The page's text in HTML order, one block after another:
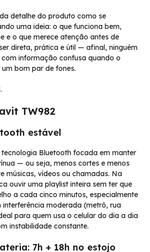
detalhe do produto como se
uma ideia: o que funciona bem,
e o que merece atenção antes de
direta, prática e útil — afinal, ninguém
informação confusa quando o
bom par de fones.
TW982
estável
tecnologia Bluetooth focada em manter
— ou seja, menos cortes e menos
músicas, vídeos ou chamadas. Na
ouvir uma playlist inteira sem ter que
a cada cinco minutos, especialmente
interferência moderada (metrô, rua
para quem usa o celular do dia a dia
instabilidade constante.
7h + 18h no estojo